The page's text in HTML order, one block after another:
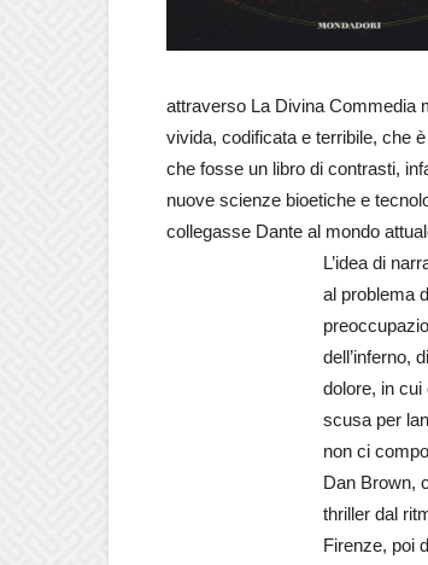
attraverso La Divina Commedia
vivida, codificata e terribile, che
che fosse un libro di contrasti,
nuove scienze bioetiche e
collegasse Dante al mondo
L’idea di
al problema
dell’inferno,
dolore, in cui
scusa per
non ci
Dan Brown,
thriller dal
Firenze, poi